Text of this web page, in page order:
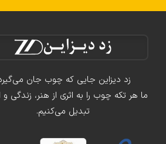
زد دیزاین جایی که چوب جان
ما هر تکه چوب را به اثری از هنر، زندگی
تبدیل می‌کنیم.